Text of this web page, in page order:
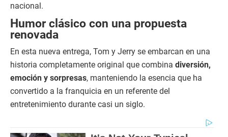
nacional.
Humor clásico con una propuesta
renovada
En esta nueva entrega, Tom y Jerry se embarcan en una
historia completamente original que combina diversión,
emoción y sorpresas, manteniendo la esencia que ha
convertido a la franquicia en un referente del
entretenimiento durante casi un siglo.